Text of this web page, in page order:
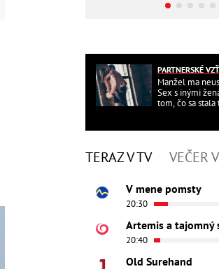
PARTNERSKÉ
Manžel ma
Sex s inými
tom, čo sa
TERAZ V TV VEČER
V mene pomsty
20:30
Artemis a tajomný
20:40
Old Surehand